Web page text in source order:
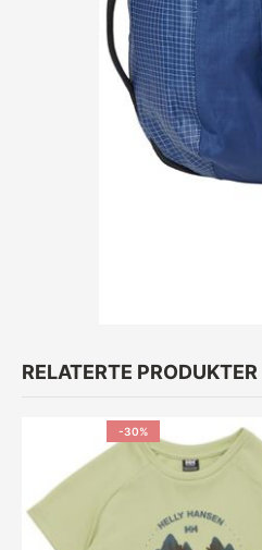
RELATERTE PRODUKTER
-30%